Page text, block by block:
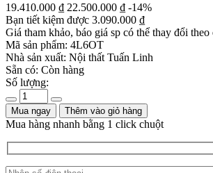
19.410.000 ₫ 22.500.000 ₫ -14%
Bạn tiết kiệm được 3.090.000 ₫
Giá tham khảo, báo giá sp có thể thay đổi
Mã sản phẩm: 4L6OT
Nhà sản xuất: Nội thất Tuấn Linh
Sẵn có: Còn hàng
Số lượng:
Mua ngay Thêm vào giỏ hàng
Mua hàng nhanh bằng 1 click chuột